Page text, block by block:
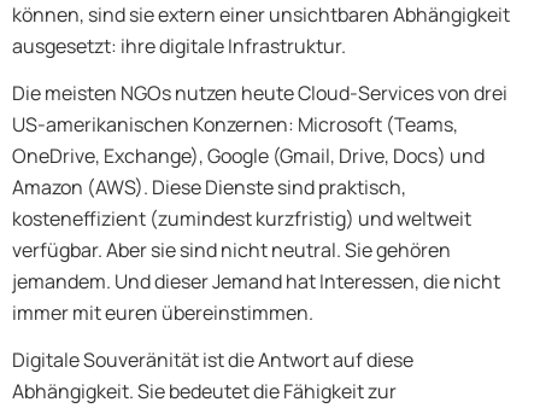
können, sind sie extern einer unsichtbaren Abhängigkeit
ausgesetzt: ihre digitale Infrastruktur.
Die meisten NGOs nutzen heute Cloud-Services von drei
US-amerikanischen Konzernen: Microsoft (Teams,
OneDrive, Exchange), Google (Gmail, Drive, Docs) und
Amazon (AWS). Diese Dienste sind praktisch,
kosteneffizient (zumindest kurzfristig) und weltweit
verfügbar. Aber sie sind nicht neutral. Sie gehören
jemandem. Und dieser Jemand hat Interessen, die nicht
immer mit euren übereinstimmen.
Digitale Souveränität ist die Antwort auf diese
Abhängigkeit. Sie bedeutet die Fähigkeit zur